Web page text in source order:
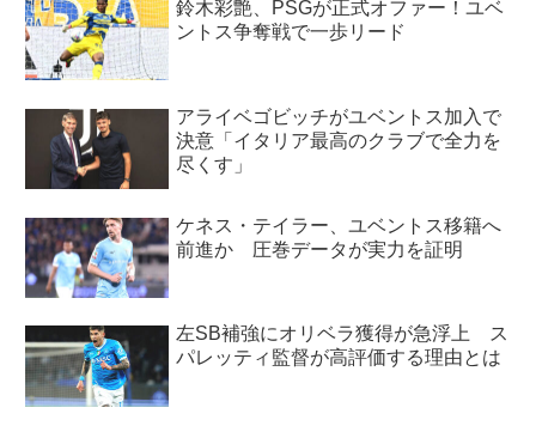
鈴木彩艶、PSGが正式オファー！ユベ
ントス争奪戦で一歩リード
アライベゴビッチがユベントス加入で
決意「イタリア最高のクラブで全力を
尽くす」
ケネス・テイラー、ユベントス移籍へ
前進か 圧巻データが実力を証明
左SB補強にオリベラ獲得が急浮上 ス
パレッティ監督が高評価する理由とは